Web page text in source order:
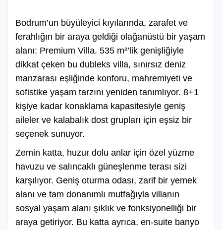
Bodrum’un büyüleyici kıyılarında, zarafet ve
ferahlığın bir araya geldiği olağanüstü bir yaşam
alanı: Premium Villa. 535 m²’lik genişliğiyle
dikkat çeken bu dubleks villa, sınırsız deniz
manzarası eşliğinde konforu, mahremiyeti ve
sofistike yaşam tarzını yeniden tanımlıyor. 8+1
kişiye kadar konaklama kapasitesiyle geniş
aileler ve kalabalık dost grupları için eşsiz bir
seçenek sunuyor.
Zemin katta, huzur dolu anlar için özel yüzme
havuzu ve salıncaklı güneşlenme terası sizi
karşılıyor. Geniş oturma odası, zarif bir yemek
alanı ve tam donanımlı mutfağıyla villanın
sosyal yaşam alanı şıklık ve fonksiyonelliği bir
araya getiriyor. Bu katta ayrıca, en-suite banyo